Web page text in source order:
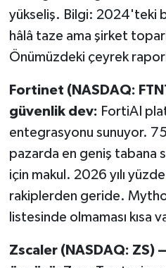
yükseliş. Bilgi: 2024'teki
hâlâ taze ama şirket
Önümüzdeki çeyrek
Fortinet (NASDAQ:
güvenlik dev: FortiAI
entegrasyonu sunuyor.
pazarda en geniş tabana
için makul. 2026 yılı
rakiplerden geride.
listesinde olmaması kısa
Zscaler (NASDAQ: ZS)